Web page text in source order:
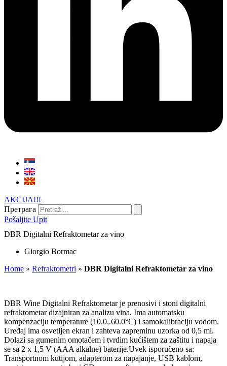
AKCIJA!!!
Претрага
Pošaljite Upit
DBR Digitalni Refraktometar za vino
Giorgio Bormac
Home » Refraktometri » DBR Digitalni Refraktometar za vino
DBR Wine Digitalni Refraktometar je prenosivi i stoni digitalni
refraktometar dizajniran za analizu vina. Ima automatsku
kompenzaciju temperature (10.0..60.0°C) i samokalibraciju vodom.
Uređaj ima osvetljen ekran i zahteva zapreminu uzorka od 0,5 ml.
Dolazi sa gumenim omotačem i tvrdim kućištem za zaštitu i napaja
se sa 2 x 1,5 V (AAA alkalne) baterije.Uvek isporučeno sa:
Transportnom kutijom, adapterom za napajanje, USB kablom,